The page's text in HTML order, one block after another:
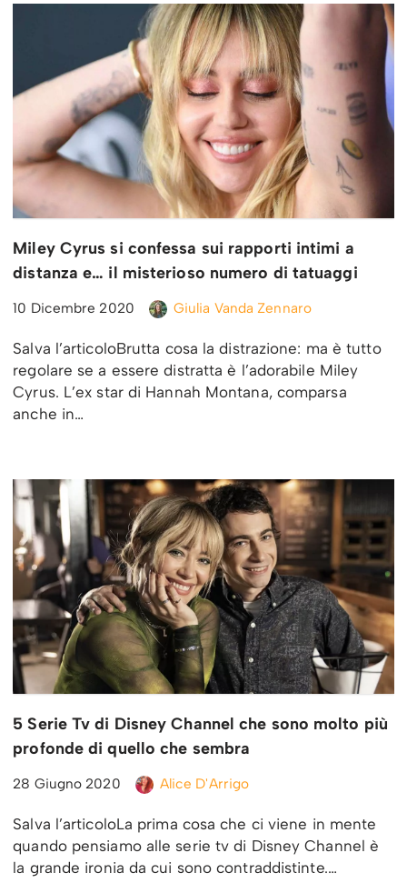
Miley Cyrus si confessa sui rapporti intimi a
distanza e… il misterioso numero di tatuaggi
10 Dicembre 2020 Giulia Vanda Zennaro
Salva l’articoloBrutta cosa la distrazione: ma è tutto
regolare se a essere distratta è l’adorabile Miley
Cyrus. L’ex star di Hannah Montana, comparsa
anche in…
5 Serie Tv di Disney Channel che sono molto più
profonde di quello che sembra
28 Giugno 2020 Alice D'Arrigo
Salva l’articoloLa prima cosa che ci viene in mente
quando pensiamo alle serie tv di Disney Channel è
la grande ironia da cui sono contraddistinte.…